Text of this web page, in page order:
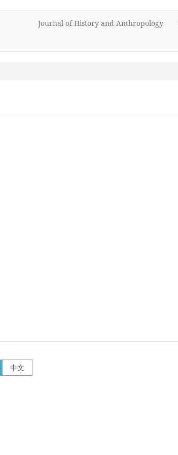
Journal of History and Anthropology
中文